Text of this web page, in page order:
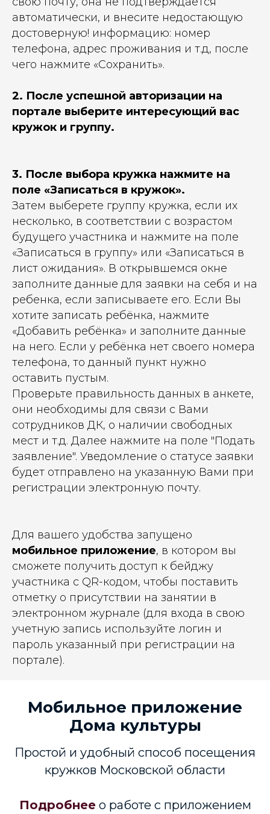
автоматически, и внесите недостающую
достоверную! информацию: номер
телефона, адрес проживания и т.д, после
чего нажмите «Сохранить».
2. После успешной авторизации на
портале выберите интересующий вас
кружок и группу.
3. После выбора кружка нажмите на
поле «Записаться в кружок».
Затем выберете группу кружка, если их
несколько, в соответствии с возрастом
будущего участника и нажмите на поле
«Записаться в группу» или «Записаться в
лист ожидания». В открывшемся окне
заполните данные для заявки на себя и на
ребенка, если записываете его. Если Вы
хотите записать ребёнка, нажмите
«Добавить ребёнка» и заполните данные
на него. Если у ребёнка нет своего номера
телефона, то данный пункт нужно
оставить пустым.
Проверьте правильность данных в анкете,
они необходимы для связи с Вами
сотрудников ДК, о наличии свободных
мест и т.д. Далее нажмите на поле "Подать
заявление". Уведомление о статусе заявки
будет отправлено на указанную Вами при
регистрации электронную почту.
Для вашего удобства запущено
мобильное приложение, в котором вы
сможете получить доступ к бейджу
участника с QR-кодом, чтобы поставить
отметку о присутствии на занятии в
электронном журнале (для входа в свою
учетную запись используйте логин и
пароль указанный при регистрации на
портале).
Мобильное приложение
Дома культуры
Простой и удобный способ посещения
кружков Московской области
Подробнеео работе с приложением